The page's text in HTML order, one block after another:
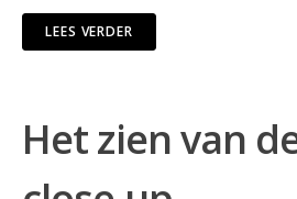
LEES VERDER
Het zien van